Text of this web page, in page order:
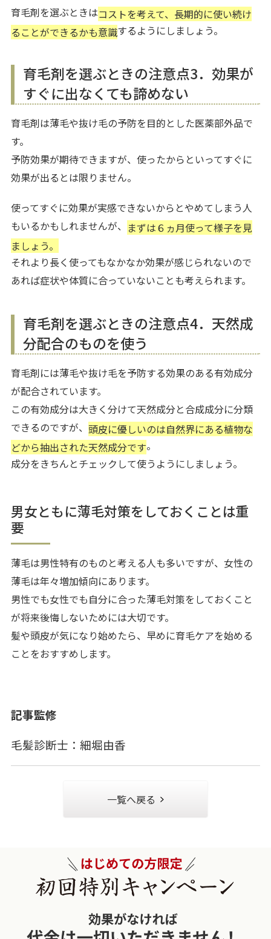
育毛剤を選ぶときはコストを考えて、長期的に使い続け
ることができるかも意識するようにしましょう。
育毛剤を選ぶときの注意点3．効果が
すぐに出なくても諦めない
育毛剤は薄毛や抜け毛の予防を目的とした医薬部外品で
す。
予防効果が期待できますが、使ったからといってすぐに
効果が出るとは限りません。
使ってすぐに効果が実感できないからとやめてしまう人
もいるかもしれませんが、 まずは６ヵ月使って様子を見
ましょう。
それより長く使ってもなかなか効果が感じられないので
あれば症状や体質に合っていないことも考えられます。
育毛剤を選ぶときの注意点4．天然成
分配合のものを使う
育毛剤には薄毛や抜け毛を予防する効果のある有効成分
が配合されています。
この有効成分は大きく分けて天然成分と合成成分に分類
できるのですが、 頭皮に優しいのは自然界にある植物な
どから抽出された天然成分です。
成分をきちんとチェックして使うようにしましょう。
男女ともに薄毛対策をしておくことは重
要
薄毛は男性特有のものと考える人も多いですが、女性の
薄毛は年々増加傾向にあります。
男性でも女性でも自分に合った薄毛対策をしておくこと
が将来後悔しないためには大切です。
髪や頭皮が気になり始めたら、早めに育毛ケアを始める
ことをおすすめします。
記事監修
毛髪診断士：細堀由香
一覧へ戻る